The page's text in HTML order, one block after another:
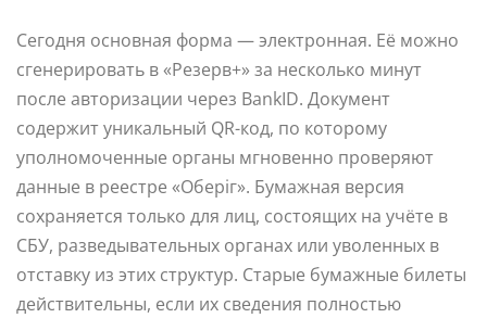
Сегодня основная форма — электронная. Её можно
сгенерировать в «Резерв+» за несколько минут
после авторизации через BankID. Документ
содержит уникальный QR-код, по которому
уполномоченные органы мгновенно проверяют
данные в реестре «Оберіг». Бумажная версия
сохраняется только для лиц, состоящих на учёте в
СБУ, разведывательных органах или уволенных в
отставку из этих структур. Старые бумажные билеты
действительны, если их сведения полностью